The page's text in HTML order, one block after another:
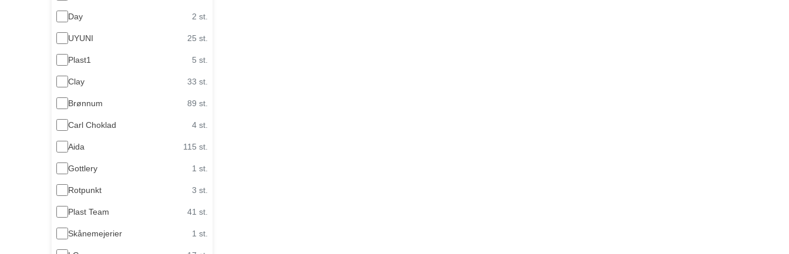
Day 2 st.
UYUNI 25 st.
Plast1 5 st.
Clay 33 st.
Brønnum 89 st.
Carl Choklad 4 st.
Aida 115 st.
Gottlery 1 st.
Rotpunkt 3 st.
Plast Team 41 st.
Skånemejerier 1 st.